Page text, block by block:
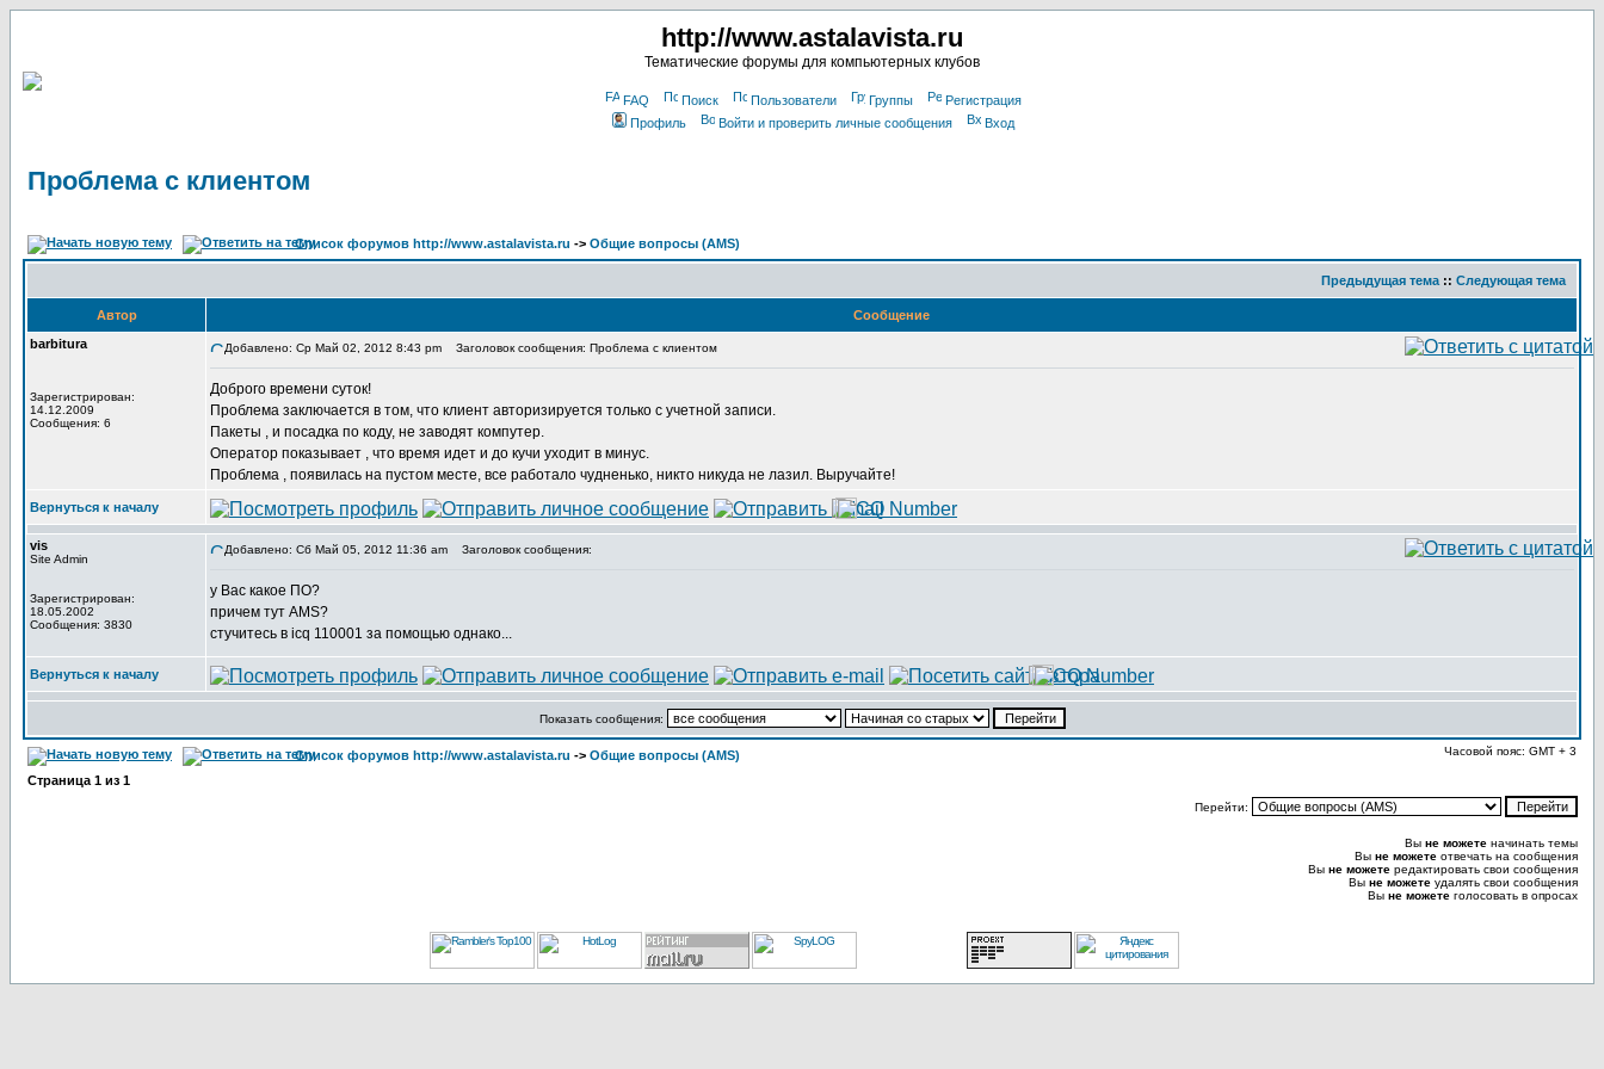
http://www.astalavista.ru
Тематические форумы для компьютерных клубов
FAQ Поиск Пользователи Группы
Регистрация
Профиль
Войти и проверить личные сообщения Вход
Проблема с клиентом
Список форумов http://www.astalavista.ru -> Общие вопросы (AMS)
Предыдущая тема :: Следующая тема
Автор
Сообщение
barbitura
Зарегистрирован:
14.12.2009
Сообщения: 6
Добавлено: Ср Май 02, 2012 8:43 pm Заголовок сообщения: Проблема с клиентом
Доброго времени суток!
Проблема заключается в том, что клиент авторизируется только с учетной записи.
Пакеты , и посадка по коду, не заводят компутер.
Оператор показывает , что время идет и до кучи уходит в минус.
Проблема , появилась на пустом месте, все работало чудненько, никто никуда не лазил. Выручайте!
Вернуться к началу
vis
Site Admin
Зарегистрирован:
18.05.2002
Сообщения: 3830
Добавлено: Сб Май 05, 2012 11:36 am Заголовок сообщения:
у Вас какое ПО?
причем тут AMS?
стучитесь в icq 110001 за помощью однако...
Вернуться к началу
Показать сообщения:
Список форумов http://www.astalavista.ru -> Общие вопросы (AMS) Часовой пояс: GMT + 3
Страница 1 из 1
Перейти:
Вы не можете начинать темы
Вы не можете отвечать на сообщения
Вы не можете редактировать свои сообщения
Вы не можете удалять свои сообщения
Вы не можете голосовать в опросах